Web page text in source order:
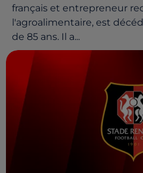
français et entrepreneur
l'agroalimentaire, est
de 85 ans. Il a...